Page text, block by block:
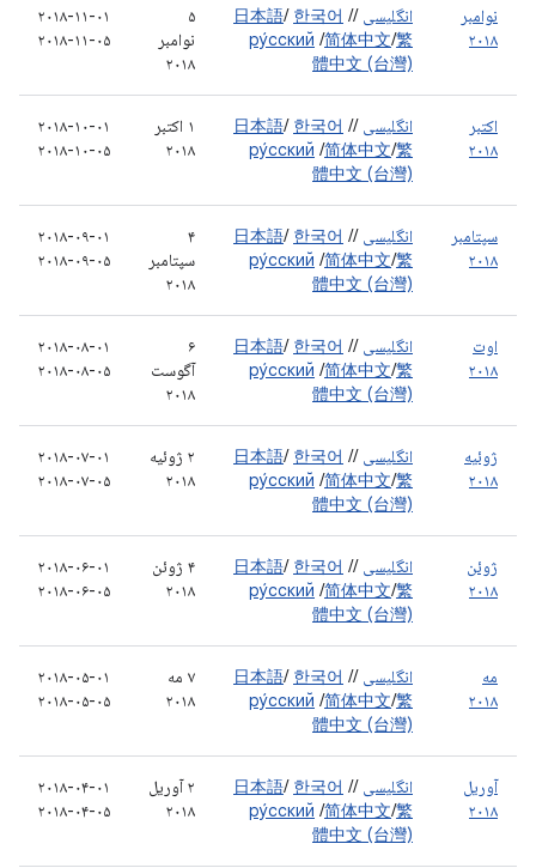
نوامبر
۲۰۱۸
انگلیسی /
日本語/ 한국어 /
ру́сский /简体中文/繁
體中文 (台灣)
۵
نوامبر
۲۰۱۸
۲۰۱۸-۱۱-۰۱
۲۰۱۸-۱۱-۰۵
اکتبر
۲۰۱۸
انگلیسی /
日本語/ 한국어 /
ру́сский /简体中文/繁
體中文 (台灣)
۱ اکتبر
۲۰۱۸
۲۰۱۸-۱۰-۰۱
۲۰۱۸-۱۰-۰۵
سپتامبر
۲۰۱۸
انگلیسی /
日本語/ 한국어 /
ру́сский /简体中文/繁
體中文 (台灣)
۴
سپتامبر
۲۰۱۸
۲۰۱۸-۰۹-۰۱
۲۰۱۸-۰۹-۰۵
اوت
۲۰۱۸
انگلیسی /
日本語/ 한국어 /
ру́сский /简体中文/繁
體中文 (台灣)
۶
آگوست
۲۰۱۸
۲۰۱۸-۰۸-۰۱
۲۰۱۸-۰۸-۰۵
ژوئیه
۲۰۱۸
انگلیسی /
日本語/ 한국어 /
ру́сский /简体中文/繁
體中文 (台灣)
۲ ژوئیه
۲۰۱۸
۲۰۱۸-۰۷-۰۱
۲۰۱۸-۰۷-۰۵
ژوئن
۲۰۱۸
انگلیسی /
日本語/ 한국어 /
ру́сский /简体中文/繁
體中文 (台灣)
۴ ژوئن
۲۰۱۸
۲۰۱۸-۰۶-۰۱
۲۰۱۸-۰۶-۰۵
مه
۲۰۱۸
انگلیسی /
日本語/ 한국어 /
ру́сский /简体中文/繁
體中文 (台灣)
۷ مه
۲۰۱۸
۲۰۱۸-۰۵-۰۱
۲۰۱۸-۰۵-۰۵
آوریل
۲۰۱۸
انگلیسی /
日本語/ 한국어 /
ру́сский /简体中文/繁
體中文 (台灣)
۲ آوریل
۲۰۱۸
۲۰۱۸-۰۴-۰۱
۲۰۱۸-۰۴-۰۵